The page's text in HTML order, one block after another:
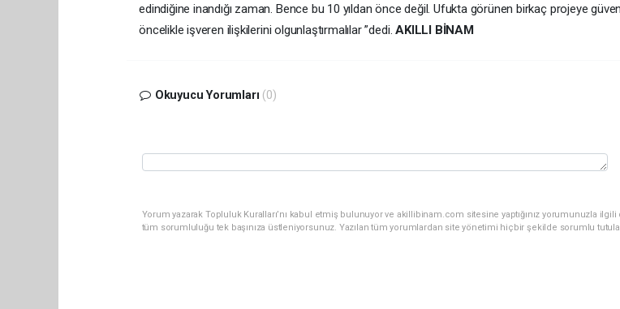
edindiğine inandığı zaman. Bence bu 10 yıldan önce değil. Ufukta görünen birkaç projeye
öncelikle işveren ilişkilerini olgunlaştırmalılar ”dedi.AKILLI BİNAM
Okuyucu Yorumları (0)
Yorum yazarak Topluluk Kuralları’nı kabul etmiş bulunuyor ve akillibinam.com sitesine yaptığınız yorumunuzla ilgili
tüm sorumluluğu tek başınıza üstleniyorsunuz. Yazılan tüm yorumlardan site yönetimi hiçbir şekilde sorumlu